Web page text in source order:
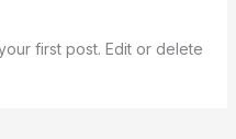
first post. Edit or delete